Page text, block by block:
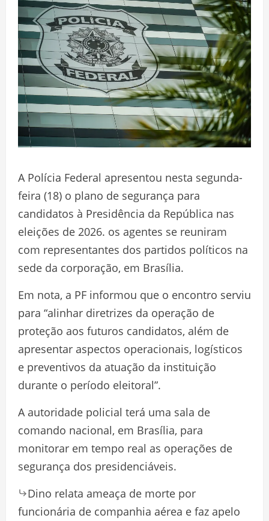
A Polícia Federal apresentou nesta segunda-
feira (18) o plano de segurança para
candidatos à Presidência da República nas
eleições de 2026. os agentes se reuniram
com representantes dos partidos políticos na
sede da corporação, em Brasília.
Em nota, a PF informou que o encontro serviu
para “alinhar diretrizes da operação de
proteção aos futuros candidatos, além de
apresentar aspectos operacionais, logísticos
e preventivos da atuação da instituição
durante o período eleitoral”.
A autoridade policial terá uma sala de
comando nacional, em Brasília, para
monitorar em tempo real as operações de
segurança dos presidenciáveis.
Dino relata ameaça de morte por
funcionária de companhia aérea e faz apelo